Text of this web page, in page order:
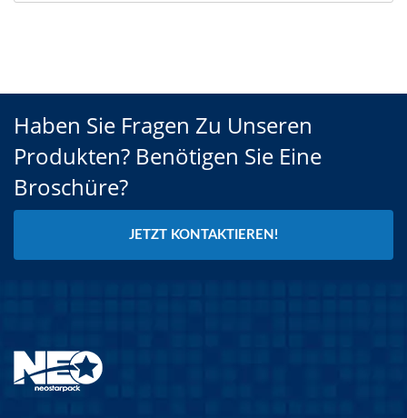
Haben Sie Fragen Zu Unseren
Produkten? Benötigen Sie Eine
Broschüre?
JETZT KONTAKTIEREN!